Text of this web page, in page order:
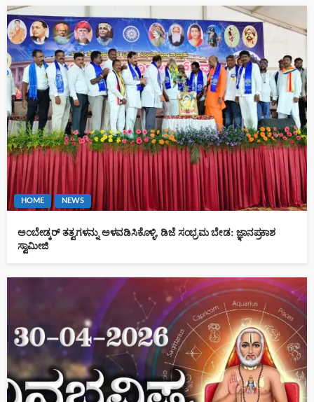
HOME NEWS
ಅಂಬೇಡ್ಕರ್ ತತ್ವಗಳನ್ನು ಅಳವಡಿಸಿಕೊಳ್ಳಿ, ಡಿಜೆ ಸಂಭ್ರಮ ಬೇಡ: ಜ್ಞಾನಪ್ರಕಾಶ
ಸ್ವಾಮೀಜಿ